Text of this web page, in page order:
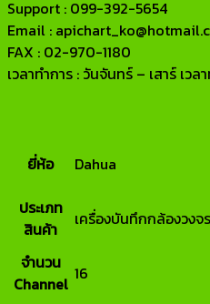
Support : 099-392-5654
Email :
FAX : 02-970-1180
เวลาทำการ : วันจันทร์ – เสาร์ เว
ยี่ห้อ
Dahua
ประเภท
สินค้า
เครื่องบันทึกกล้องวงจ
จำนวน
Channel 16